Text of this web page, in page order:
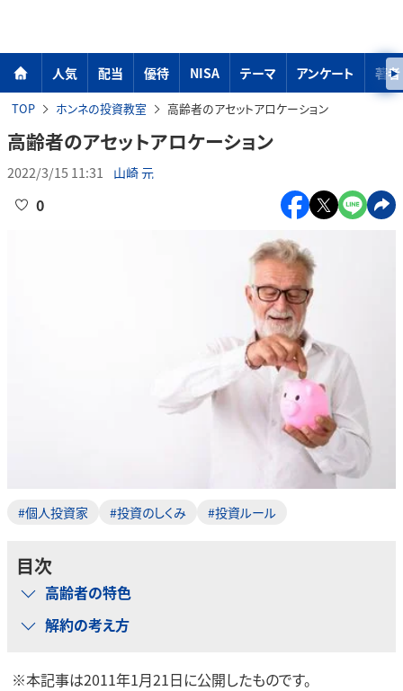
人気 配当 優待 NISA テーマ アンケート 著者
TOP ホンネの投資教室 高齢者のアセットアロケーション
高齢者のアセットアロケーション
2022/3/15 11:31 山崎 元
0
#個人投資家 #投資のしくみ #投資ルール
目次
高齢者の特色
解約の考え方
※本記事は2011年1月21日に公開したものです。